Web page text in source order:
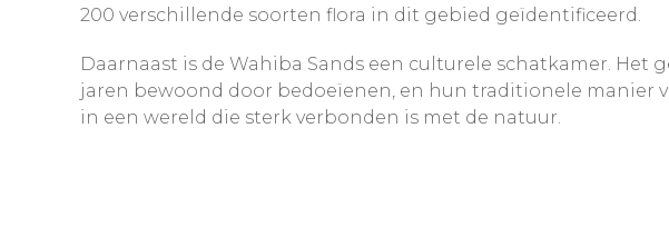
200 verschillende soorten flora in dit gebied geïdentificeerd.
Daarnaast is de Wahiba Sands een culturele schatkamer. Het
jaren bewoond door bedoeïenen, en hun traditionele manier
in een wereld die sterk verbonden is met de natuur.